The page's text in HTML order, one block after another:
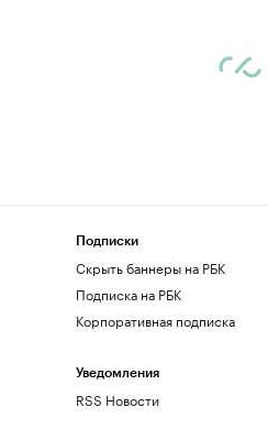
Подписки
Скрыть баннеры на РБК
Подписка на РБК
Корпоративная подписка
Уведомления
RSS Новости